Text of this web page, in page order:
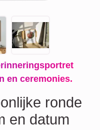
en ceremonies.
ronde
en datum